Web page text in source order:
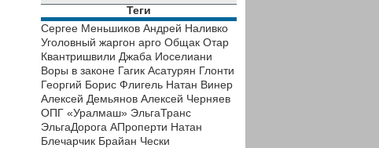
Теги
Сергее Меньшиков Андрей Наливко
Уголовный жаргон арго Общак Отар
Квантришвили Джаба Иоселиани
Воры в законе Гагик Асатурян Глонти
Георгий Борис Флигель Натан Винер
Алексей Демьянов Алексей Черняев
ОПГ «Уралмаш» ЭльгаТранс
ЭльгаДорога АПроперти Натан
Блечарчик Брайан Чески